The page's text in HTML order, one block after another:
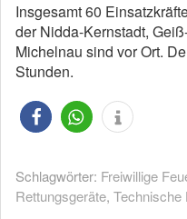
Insgesamt 60
der Nidda-Kernstadt,
Michelnau sind vor Ort.
Stunden.
Schlagwörter: Freiwillige
Rettungsgeräte, Technische